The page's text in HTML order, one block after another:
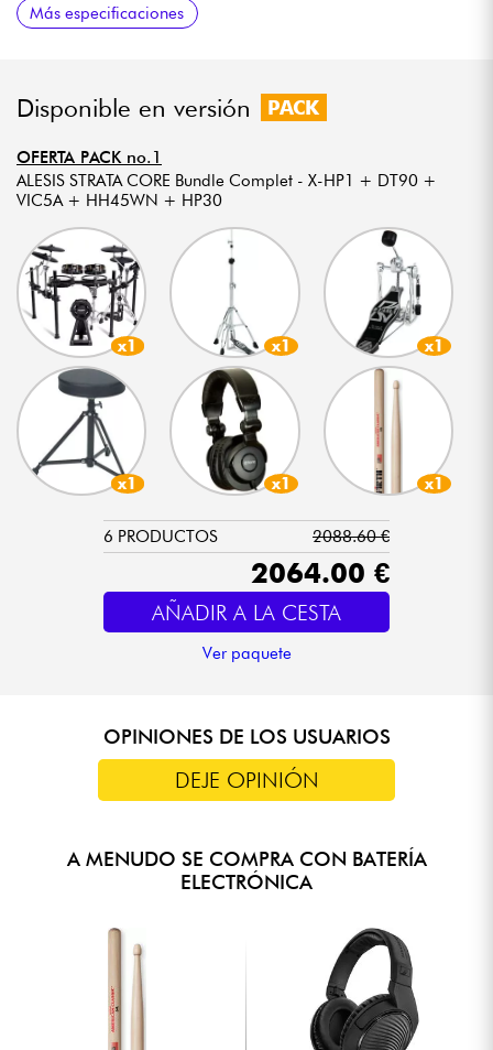
triggers)
controllers)
Cymbal Boom Arms, Snare Stand
Más especificaciones
Disponible en versión PACK
OFERTA PACK no.1
ALESIS STRATA CORE Bundle Complet - X-HP1 + DT90 +
VIC5A + HH45WN + HP30
x1 x1 x1
x1 x1 x1
6 PRODUCTOS 2088.60 €
2064.00 €
AÑADIR A LA CESTA
Ver paquete
OPINIONES DE LOS USUARIOS
DEJE OPINIÓN
A MENUDO SE COMPRA CON BATERÍA
ELECTRÓNICA